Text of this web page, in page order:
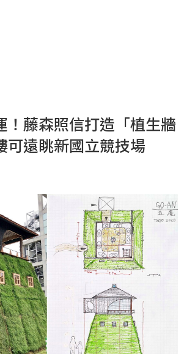
！藤森照信打造「植生牆
可遠眺新國立競技場